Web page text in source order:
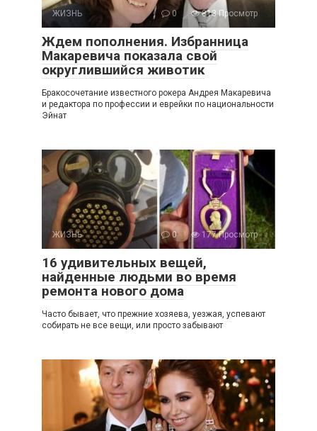
ЖИЗНЬ 0 813 Просмотр
Ждем пополнения. Избранница
Макаревича показала свой
округлившийся животик
Бракосочетание известного рокера Андрея Макаревича
и редактора по профессии и еврейки по национальности
Эйнат
ЖИЗНЬ 0 177 Просмотр
16 удивительных вещей,
найденные людьми во время
ремонта нового дома
Часто бывает, что прежние хозяева, уезжая, успевают
собирать не все вещи, или просто забывают